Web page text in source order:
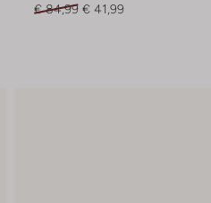
€ 84,99 € 41,99